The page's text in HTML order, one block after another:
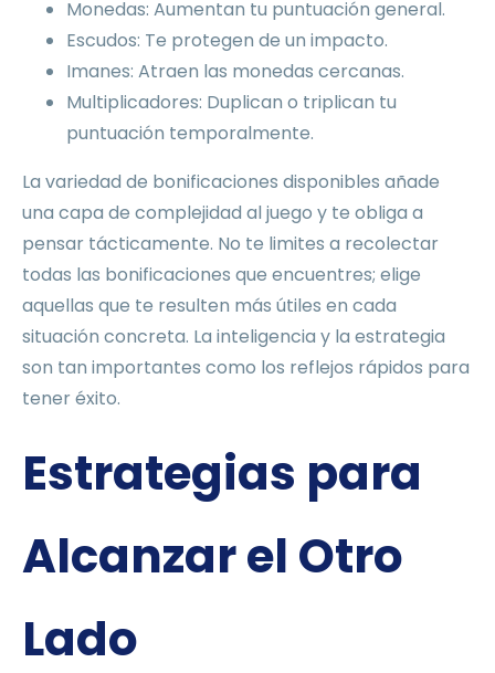
Monedas: Aumentan tu puntuación general.
Escudos: Te protegen de un impacto.
Imanes: Atraen las monedas cercanas.
Multiplicadores: Duplican o triplican tu
puntuación temporalmente.
La variedad de bonificaciones disponibles añade
una capa de complejidad al juego y te obliga a
pensar tácticamente. No te limites a recolectar
todas las bonificaciones que encuentres; elige
aquellas que te resulten más útiles en cada
situación concreta. La inteligencia y la estrategia
son tan importantes como los reflejos rápidos para
tener éxito.
Estrategias para
Alcanzar el Otro
Lado